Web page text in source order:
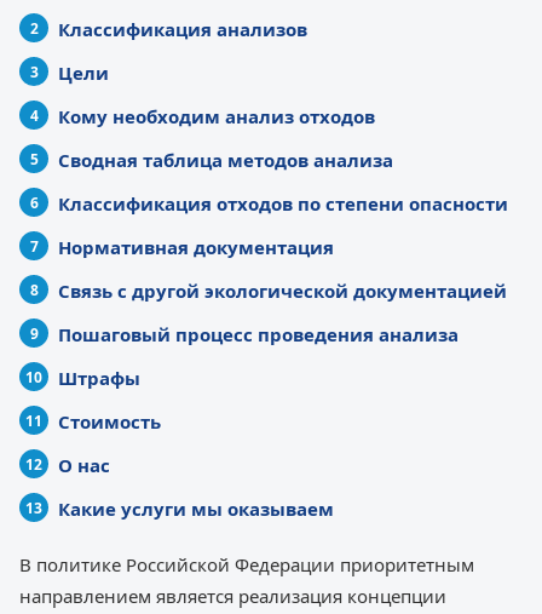
Классификация анализов
Цели
Кому необходим анализ отходов
Сводная таблица методов анализа
Классификация отходов по степени опасности
Нормативная документация
Связь с другой экологической документацией
Пошаговый процесс проведения анализа
Штрафы
Стоимость
О нас
Какие услуги мы оказываем
В политике Российской Федерации приоритетным
направлением является реализация концепции